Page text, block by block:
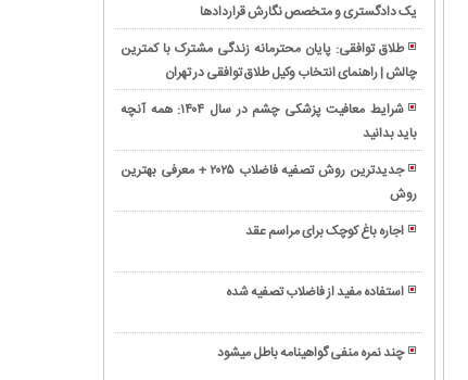
یک دادگستری و متخصص نگارش قراردادها
طلاق توافقی: پایان محترمانه زندگی مشترک با کمترین
چالش | راهنمای انتخاب وکیل طلاق توافقی در تهران
شرایط معافیت پزشکی چشم در سال ۱۴۰۴: همه آنچه
باید بدانید
جدیدترین روش تصفیه فاضلاب ۲۰۲۵ + معرفی بهترین
روش
اجاره باغ کوچک برای مراسم عقد
استفاده مفید از فاضلاب تصفیه شده
چند نمره منفی گواهینامه باطل میشود